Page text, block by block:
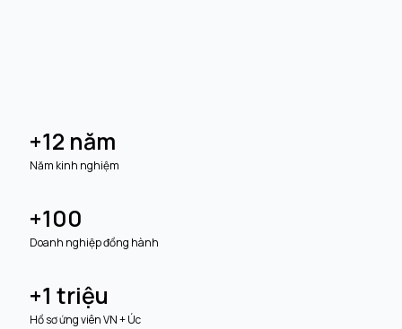
+12 năm
Năm kinh nghiệm
+100
Doanh nghiệp đồng hành
+1 triệu
Hồ sơ ứng viên VN + Úc